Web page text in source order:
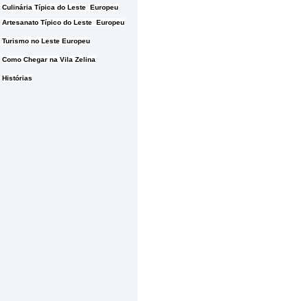
Culinária Típica do Leste Europeu
Artesanato Típico do Leste Europeu
Turismo no Leste Europeu
Como Chegar na Vila Zelina
Histórias